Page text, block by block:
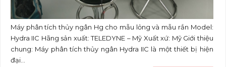
Máy phân tích thủy ngân Hg cho mẫu lỏng và mẫu rắn Model:
Hydra IIC Hãng sản xuất: TELEDYNE – Mỹ Xuất xứ: Mỹ Giới thiệu
chung: Máy phân tích thủy ngân Hydra IIC là một thiết bị hiện
đại...